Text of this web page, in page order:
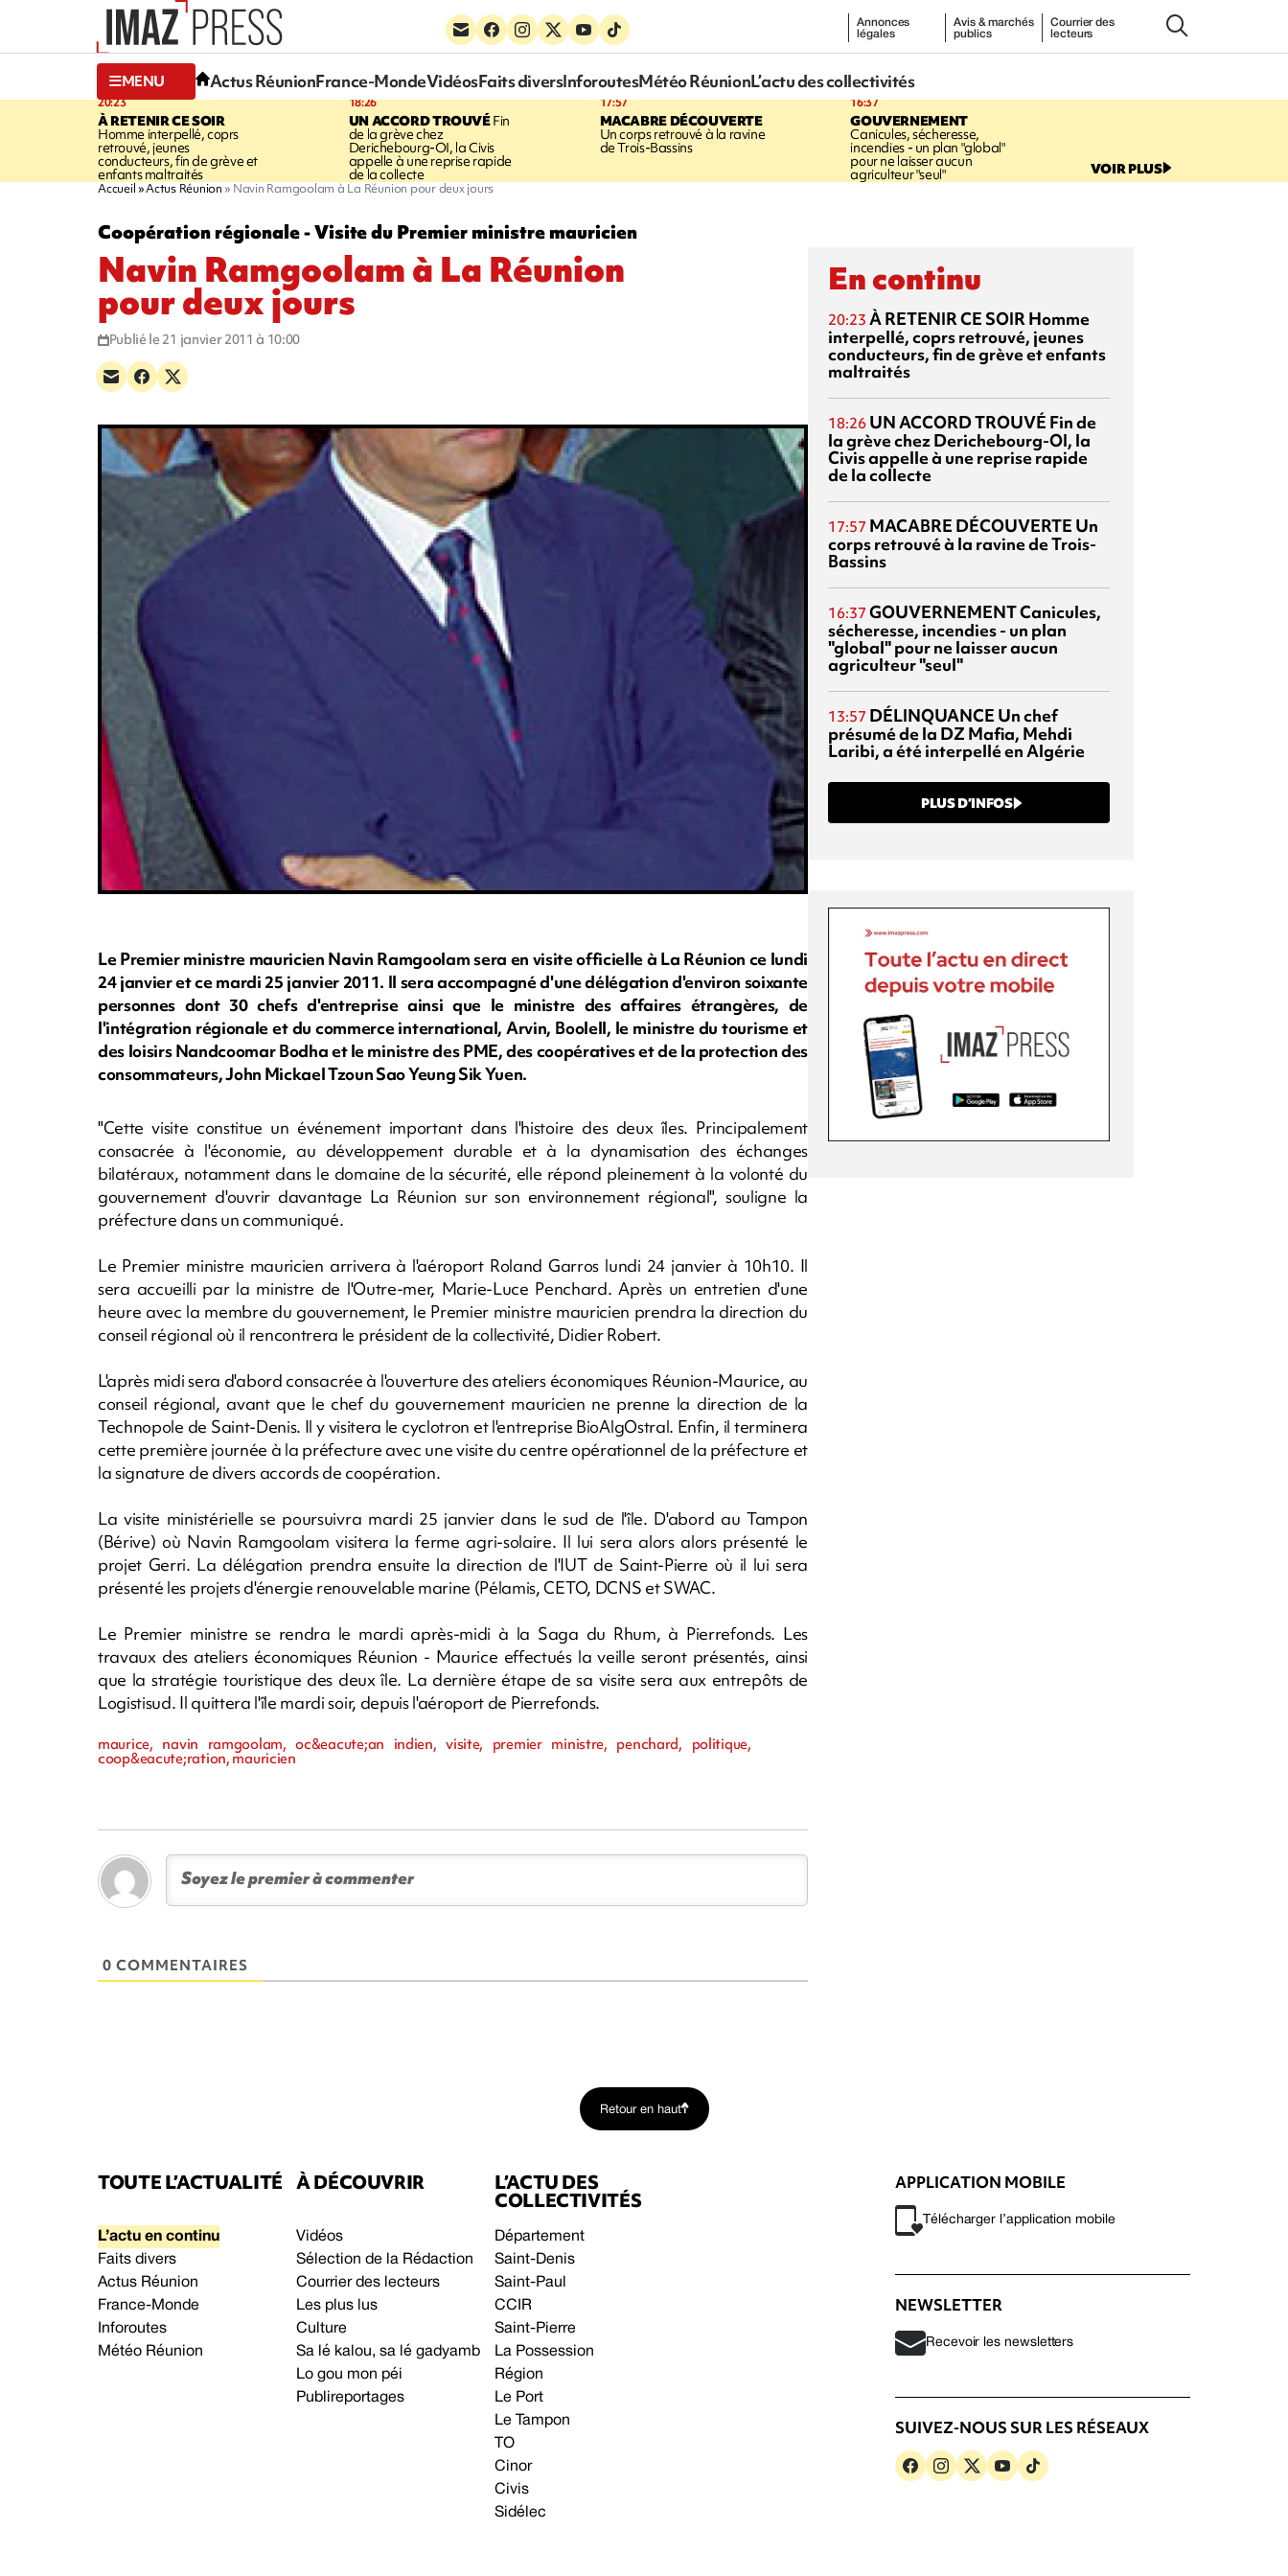
Annonces
légales
Avis & marchés
publics
Courrier des
lecteurs
MENU Actus RéunionFrance-MondeVidéosFaits diversInforoutesMétéo RéunionL’actu des collectivités
20:23
À RETENIR CE SOIR
Homme interpellé, coprs
retrouvé, jeunes
conducteurs, fin de grève et
enfants maltraités
18:26
UN ACCORD TROUVÉFin
de la grève chez
Derichebourg-OI, la Civis
appelle à une reprise rapide
de la collecte
17:57
MACABRE DÉCOUVERTE
Un corps retrouvé à la ravine
de Trois-Bassins
16:37
GOUVERNEMENT
Canicules, sécheresse,
incendies - un plan "global"
pour ne laisser aucun
agriculteur "seul" VOIR PLUS
Accueil Actus Réunion Navin Ramgoolam à La Réunion pour deux jours
Coopération régionale - Visite du Premier ministre mauricien
Navin Ramgoolam à La Réunion
pour deux jours
Publié le 21 janvier 2011 à 10:00
Le Premier ministre mauricien Navin Ramgoolam sera en visite officielle à La Réunion ce lundi
24 janvier et ce mardi 25 janvier 2011. Il sera accompagné d'une délégation d'environ soixante
personnes dont 30 chefs d'entreprise ainsi que le ministre des affaires étrangères, de
l'intégration régionale et du commerce international, Arvin, Boolell, le ministre du tourisme et
des loisirs Nandcoomar Bodha et le ministre des PME, des coopératives et de la protection des
consommateurs, John Mickael Tzoun Sao Yeung Sik Yuen.
"Cette visite constitue un événement important dans l'histoire des deux îles. Principalement
consacrée à l'économie, au développement durable et à la dynamisation des échanges
bilatéraux, notamment dans le domaine de la sécurité, elle répond pleinement à la volonté du
gouvernement d'ouvrir davantage La Réunion sur son environnement régional", souligne la
préfecture dans un communiqué.
Le Premier ministre mauricien arrivera à l'aéroport Roland Garros lundi 24 janvier à 10h10. Il
sera accueilli par la ministre de l'Outre-mer, Marie-Luce Penchard. Après un entretien d'une
heure avec la membre du gouvernement, le Premier ministre mauricien prendra la direction du
conseil régional où il rencontrera le président de la collectivité, Didier Robert.
L'après midi sera d'abord consacrée à l'ouverture des ateliers économiques Réunion-Maurice, au
conseil régional, avant que le chef du gouvernement mauricien ne prenne la direction de la
Technopole de Saint-Denis. Il y visitera le cyclotron et l'entreprise BioAlgOstral. Enfin, il terminera
cette première journée à la préfecture avec une visite du centre opérationnel de la préfecture et
la signature de divers accords de coopération.
La visite ministérielle se poursuivra mardi 25 janvier dans le sud de l'île. D'abord au Tampon
(Bérive) où Navin Ramgoolam visitera la ferme agri-solaire. Il lui sera alors alors présenté le
projet Gerri. La délégation prendra ensuite la direction de l'IUT de Saint-Pierre où il lui sera
présenté les projets d'énergie renouvelable marine (Pélamis, CETO, DCNS et SWAC.
Le Premier ministre se rendra le mardi après-midi à la Saga du Rhum, à Pierrefonds. Les
travaux des ateliers économiques Réunion - Maurice effectués la veille seront présentés, ainsi
que la stratégie touristique des deux île. La dernière étape de sa visite sera aux entrepôts de
Logistisud. Il quittera l'île mardi soir, depuis l'aéroport de Pierrefonds.
maurice, navin ramgoolam, oc&eacute;an indien, visite, premier ministre, penchard, politique,
coop&eacute;ration, mauricien
0 COMMENTAIRES
En continu
20:23 À RETENIR CE SOIR Homme
interpellé, coprs retrouvé, jeunes
conducteurs, fin de grève et enfants
maltraités
18:26 UN ACCORD TROUVÉ Fin de
la grève chez Derichebourg-OI, la
Civis appelle à une reprise rapide
de la collecte
17:57 MACABRE DÉCOUVERTE Un
corps retrouvé à la ravine de Trois-
Bassins
16:37 GOUVERNEMENTCanicules,
sécheresse, incendies - un plan
"global" pour ne laisser aucun
agriculteur "seul"
13:57 DÉLINQUANCE Un chef
présumé de la DZ Mafia, Mehdi
Laribi, a été interpellé en Algérie
PLUS D’INFOS
Retour en haut
TOUTE L’ACTUALITÉ
L’actu en continu
Faits divers
Actus Réunion
France-Monde
Inforoutes
Météo Réunion
À DÉCOUVRIR
Vidéos
Sélection de la Rédaction
Courrier des lecteurs
Les plus lus
Culture
Sa lé kalou, sa lé gadyamb
Lo gou mon péi
Publireportages
L’ACTU DES
COLLECTIVITÉS
Département
Saint-Denis
Saint-Paul
CCIR
Saint-Pierre
La Possession
Région
Le Port
Le Tampon
TO
Cinor
Civis
Sidélec
APPLICATION MOBILE
Télécharger l’application mobile
NEWSLETTER
Recevoir les newsletters
SUIVEZ-NOUS SUR LES RÉSEAUX